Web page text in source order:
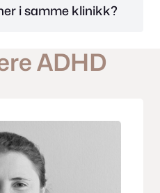
i samme klinikk?
ADHD